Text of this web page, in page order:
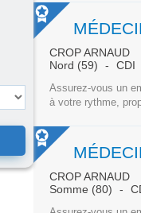
CROP ARNAUD
Nord (59)
CDI
Assurez-vous un
à votre rythme,
CROP ARNAUD
Somme (80)